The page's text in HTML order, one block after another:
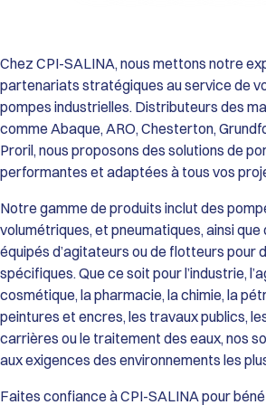
Viscosité : Capacité de transfert jusqu’à 55
HDX80).
Température de service : De 0°C à 70°C
80°C (avec tuyau EPDM).
Passage de solides : Particules dures
particules souples jusqu’à 20 mm.
Construction et Matériaux :
Roue et Couvercle : Fonte GS et Acier
Tuyaux Configurables (selon l’application)
Naturel (Standard), EPDM, Buna N (NBR),
(FDA), ou Hypalon.
Raccordements : Brides robustes ISO PN16
PN20 / ANSI 150 (Option).
Atouts Opérationnels :
Fiabilité Maximale : Absence totale de
de clapets ou de vannes, éliminant les
blocages.
Maintenance Simplifiée : Le tuyau est
Chez CPI-SALINA, nous mettons notre
partenariats stratégiques au service de
pompes industrielles. Distributeurs des
comme Abaque, ARO, Chesterton,
Proril, nous proposons des solutions de
performantes et adaptées à tous vos
Notre gamme de produits inclut des
volumétriques, et pneumatiques, ainsi que
équipés d’agitateurs ou de flotteurs pour
spécifiques. Que ce soit pour l’industrie,
cosmétique, la pharmacie, la chimie, la
peintures et encres, les travaux publics,
carrières ou le traitement des eaux, nos
aux exigences des environnements les
Faites confiance à CPI-SALINA pour